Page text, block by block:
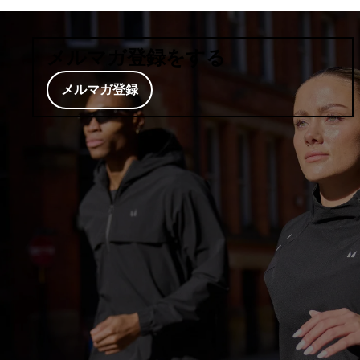
メルマガ登録をする
メルマガ登録